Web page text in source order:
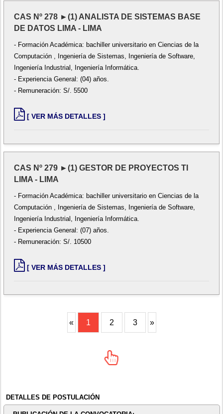
CAS Nº 278 ►(1) ANALISTA DE SISTEMAS BASE
DE DATOS LIMA - LIMA
- Formación Académica: bachiller universitario en Ciencias de la
Computación , Ingeniería de Sistemas, Ingeniería de Software,
Ingeniería Industrial, Ingeniería Informática.
- Experiencia General: (04) años.
- Remuneración: S/. 5500
[ VER MÁS DETALLES ]
CAS Nº 279 ►(1) GESTOR DE PROYECTOS TI
LIMA - LIMA
- Formación Académica: bachiller universitario en Ciencias de la
Computación , Ingeniería de Sistemas, Ingeniería de Software,
Ingeniería Industrial, Ingeniería Informática.
- Experiencia General: (07) años.
- Remuneración: S/. 10500
[ VER MÁS DETALLES ]
« 1 2 3 »
DETALLES DE POSTULACIÓN